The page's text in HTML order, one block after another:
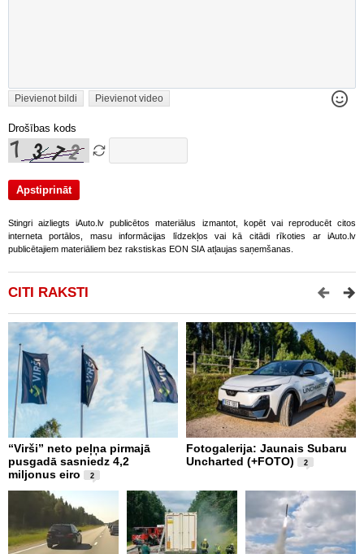
Pievienot bildi Pievienot video
Drošības kods
Stingri aizliegts iAuto.lv publicētos materiālus izmantot, kopēt vai reproducēt citos
interneta portālos, masu informācijas līdzekļos vai kā citādi rīkoties ar iAuto.lv
publicētajiem materiāliem bez rakstiskas EON SIA atļaujas saņemšanas.
CITI RAKSTI
“Virši” neto peļņa pirmajā
pusgadā sasniedz 4,2
miljonus eiro
2
Fotogalerija: Jaunais Subaru
Uncharted (+FOTO)
2